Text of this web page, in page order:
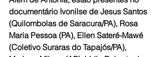
documentário Ivonilse de Jesus Santos
(Quilombolas de Saracura/PA), Rosa
Maria Pessoa (PA), Ellen Sateré-Mawé
(Coletivo Suraras do Tapajós/PA),